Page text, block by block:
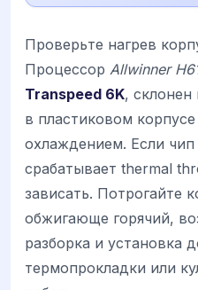
Проверьте нагрев
Процессор Allwinner
Transpeed 6K, склонен
в пластиковом
охлаждением. Если чип
срабатывает thermal
зависать. Потрогайте
обжигающе горячий,
разборка и установка
термопрокладки или